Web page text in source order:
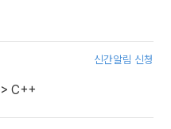
신간알림 신청
> C++